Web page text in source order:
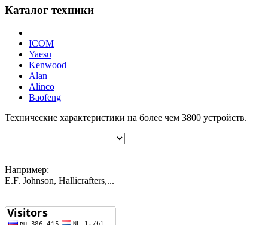
Каталог техники
ICOM
Yaesu
Kenwood
Alan
Alinco
Baofeng
Технические характеристики на более чем 3800 устройств.
Например:
E.F. Johnson, Hallicrafters,...